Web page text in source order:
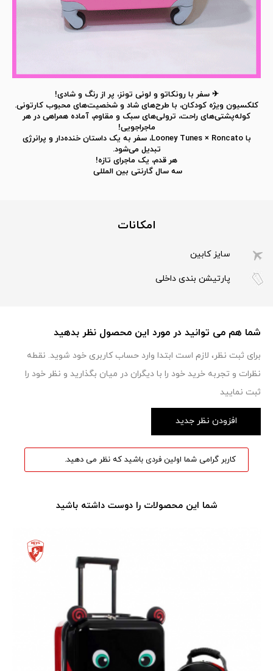
✈سفر با رونکاتو و لونی تونز، پر از رنگ و شادی!
کلکسیون ویژه کودکان، با طرح‌های شاد و شخصیت‌های محبوب کارتونی.
کوله‌پشتی‌های راحت، ترولی‌های سبک و مقاوم، آماده همراهی در هر
ماجراجویی!
با Looney Tunes × Roncato، سفر به یک داستان خنده‌دار و پرانرژی
تبدیل می‌شود.
هر قدم، یک ماجرای تازه!
سه سال گارنتی بین المللی
امکانات
سایز کابین
پارتیشن بندی داخلی
شما هم می توانید در مورد این محصول نظر بدهید
برای ثبت نظر، لازم است ابتدا وارد حساب کاربری خود شوید. نقطه
نظرات و تجربه خرید خود را با دیگران در میان بگذارید و نظر خود را
ثبت نمایید
افزودن نظر جدید
کاربر گرامی شما اولین فردی باشید که نظر می دهید.
شما این محصولات را دوست داشته باشید